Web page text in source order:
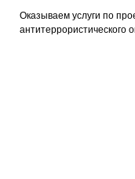
Оказываем услуги по
антитеррористического